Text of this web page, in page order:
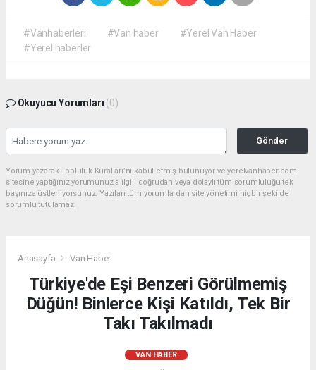
#Vanhaberleri #Van haber
#Yerel Van Haber
#Yerel haberler
Okuyucu Yorumları (0)
Gönder
Yorum yazarak Topluluk Kuralları’nı kabul etmiş bulunuyor ve yerelvanhaber.com
sitesine yaptığınız yorumunuzla ilgili doğrudan veya dolaylı tüm sorumluluğu tek
başınıza üstleniyorsunuz. Yazılan tüm yorumlardan site yönetimi hiçbir şekilde
sorumlu tutulamaz.
Anasayfa Van Haber
Türkiye'de Eşi Benzeri Görülmemiş
Düğün! Binlerce Kişi Katıldı, Tek Bir
Takı Takılmadı
VAN HABER